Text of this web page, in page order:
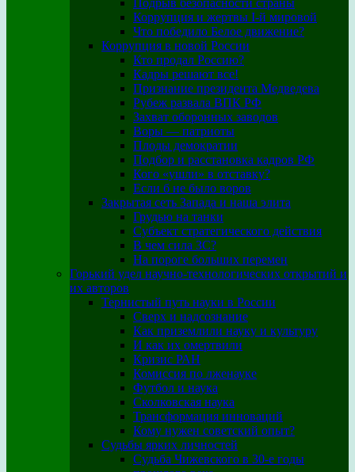
Подрыв безопасности страны
Коррупция и жертвы I-й мировой
Что победило Белое движение?
Коррупция в новой России
Кто продал Россию?
Кадры решают все!
Признание президента Медведева
Рубеж развала ВПК РФ
Захват оборонных заводов
Воры — патриоты
Плоды демократии
Подбор и расстановка кадров РФ
Кого «ушли» в отставку?
Если б не было воров
Закрытая сеть Запада и наша элита
Грудью на танки
Субъект стратегического действия
В чем сила ЗС?
На пороге больших перемен
Горький удел научно-технологических открытий и
их авторов
Тернистый путь науки в России
Сверх и надсознание
Как приземлили науку и культуру
И как их омертвили
Кризис РАН
Комиссия по лженауке
Футбол и наука
Сколковская наука
Трансформация инноваций
Кому нужен советский опыт?
Судьбы ярких личностей
Судьба Чижевского в 30-е годы